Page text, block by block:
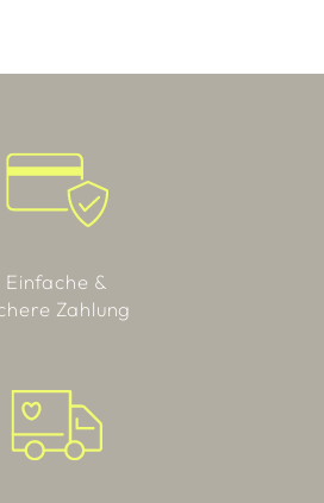
Einfache &
Zahlung